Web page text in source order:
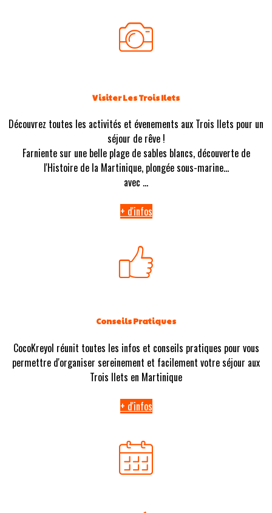
Visiter Les Trois Ilets
Découvrez toutes les activités et évenements aux Trois Ilets pour un
séjour de rêve !
Farniente sur une belle plage de sables blancs, découverte de
l'Histoire de la Martinique, plongée sous-marine...
avec ...
+ d'infos
Conseils Pratiques
CocoKreyol réunit toutes les infos et conseils pratiques pour vous
permettre d'organiser sereinement et facilement votre séjour aux
Trois Ilets en Martinique
+ d'infos